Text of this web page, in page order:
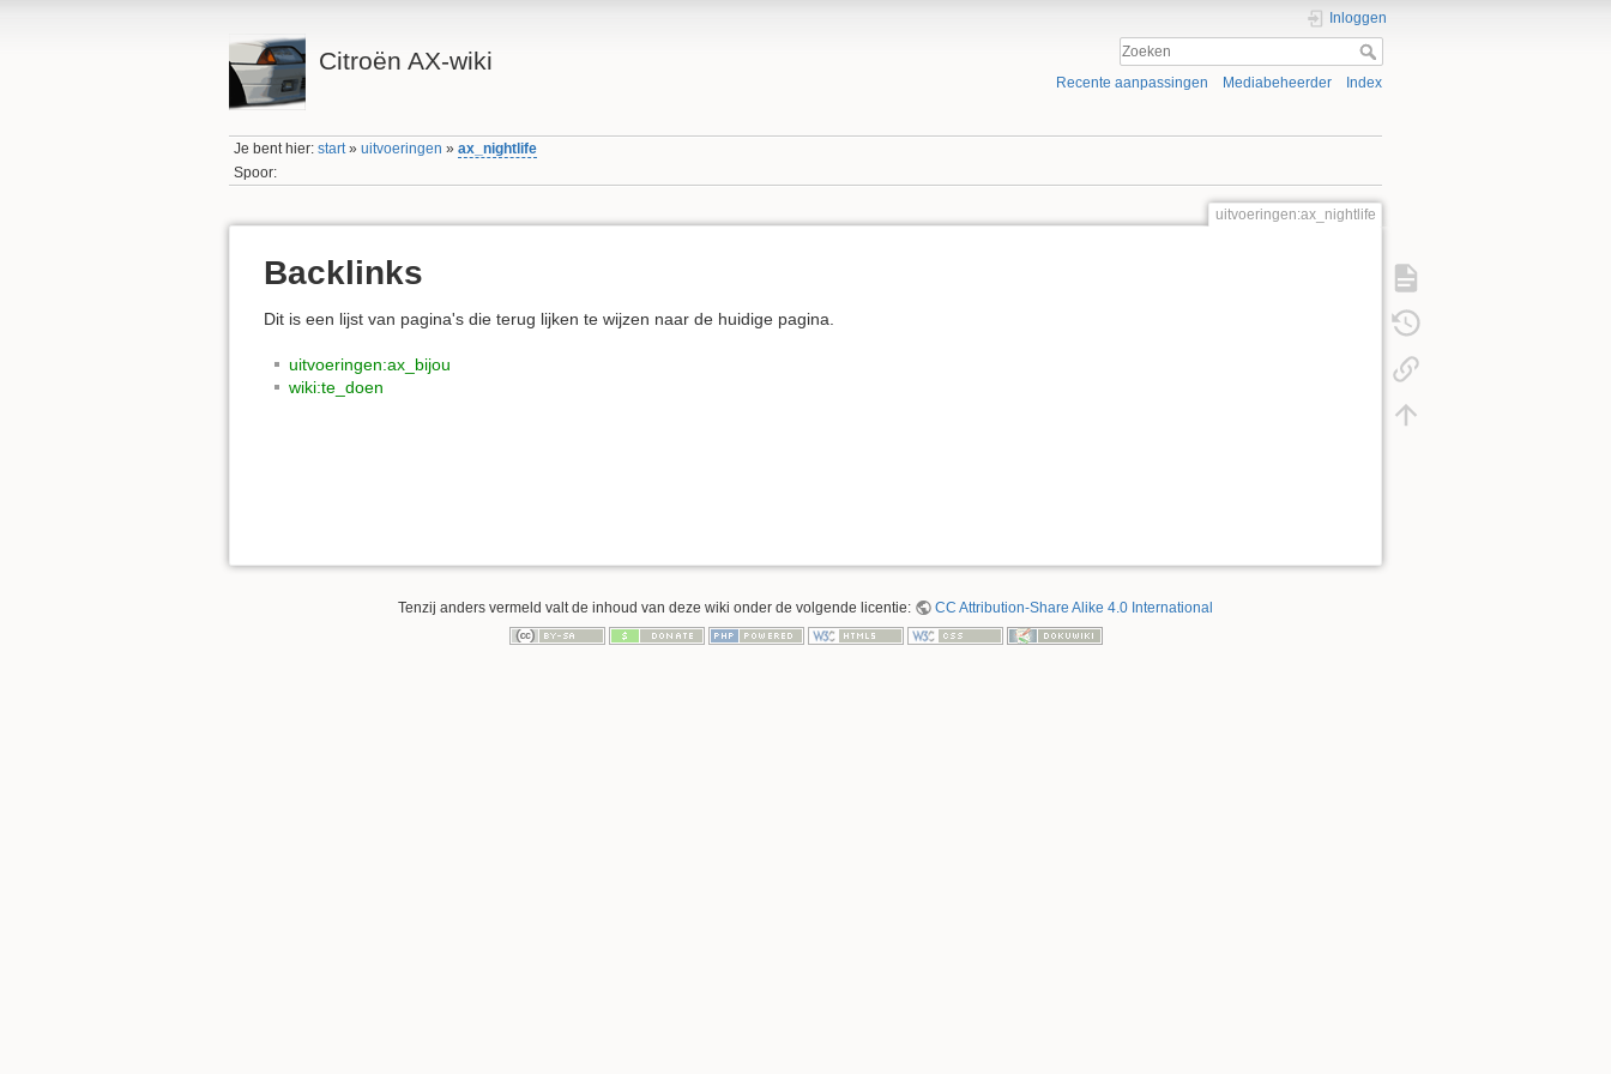
Citroën AX-wiki
Inloggen
Recente aanpassingen Mediabeheerder Index
Je bent hier:start»uitvoeringen »ax_nightlife
Spoor:
uitvoeringen:ax_nightlife
Backlinks
Dit is een lijst van pagina's die terug lijken te wijzen naar de huidige pagina.
uitvoeringen:ax_bijou
wiki:te_doen
Tenzij anders vermeld valt de inhoud van deze wiki onder de volgende licentie: CC Attribution-Share Alike 4.0 International